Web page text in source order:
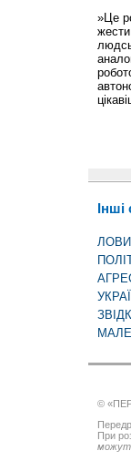
»Це
Інші
©
При
можуть